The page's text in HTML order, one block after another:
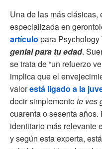
Una de las más
especializada en
artículo para Psychology
genial para tu edad.
se trata de “un refuerzo
implica que el
valorestá ligado a la
decir simplementete ves
cuarenta o sesenta
identitario más relevante
y según esta experta,